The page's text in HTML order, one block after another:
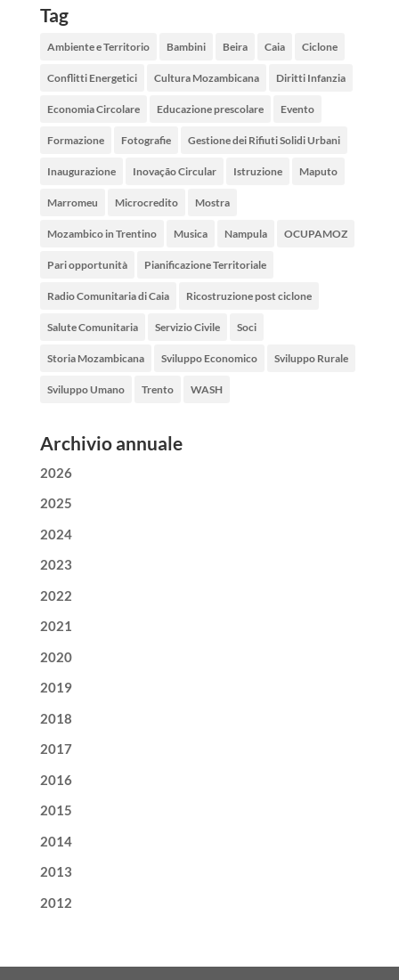
Tag
Ambiente e Territorio Bambini Beira Caia Ciclone
Conflitti Energetici Cultura Mozambicana Diritti Infanzia
Economia Circolare Educazione prescolare Evento
Formazione Fotografie Gestione dei Rifiuti Solidi Urbani
Inaugurazione Inovação Circular Istruzione Maputo
Marromeu Microcredito Mostra
Mozambico in Trentino Musica Nampula OCUPAMOZ
Pari opportunità Pianificazione Territoriale
Radio Comunitaria di Caia Ricostruzione post ciclone
Salute Comunitaria Servizio Civile Soci
Storia Mozambicana Sviluppo Economico Sviluppo Rurale
Sviluppo Umano Trento WASH
Archivio annuale
2026
2025
2024
2023
2022
2021
2020
2019
2018
2017
2016
2015
2014
2013
2012